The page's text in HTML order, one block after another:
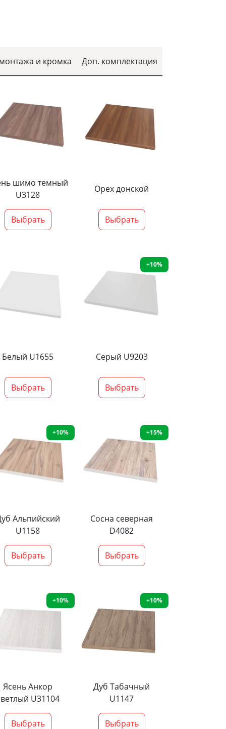
и кромка Доп. комплектация
шимо темный
U3128
Выбрать
Орех донской
Выбрать
Белый U1655
Выбрать
+10%
Серый U9203
Выбрать
+10%
Альпийский
U1158
Выбрать
+15%
Сосна северная
D4082
Выбрать
+10%
Ясень Анкор
U31104
Выбрать
+10%
Дуб Табачный
U1147
Выбрать